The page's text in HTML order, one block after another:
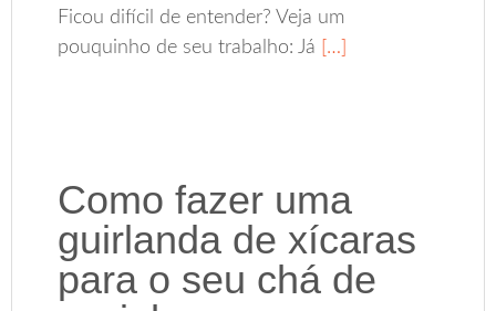
Ficou difícil de entender? Veja um
pouquinho de seu trabalho: Já […]
Como fazer uma
guirlanda de xícaras
para o seu chá de